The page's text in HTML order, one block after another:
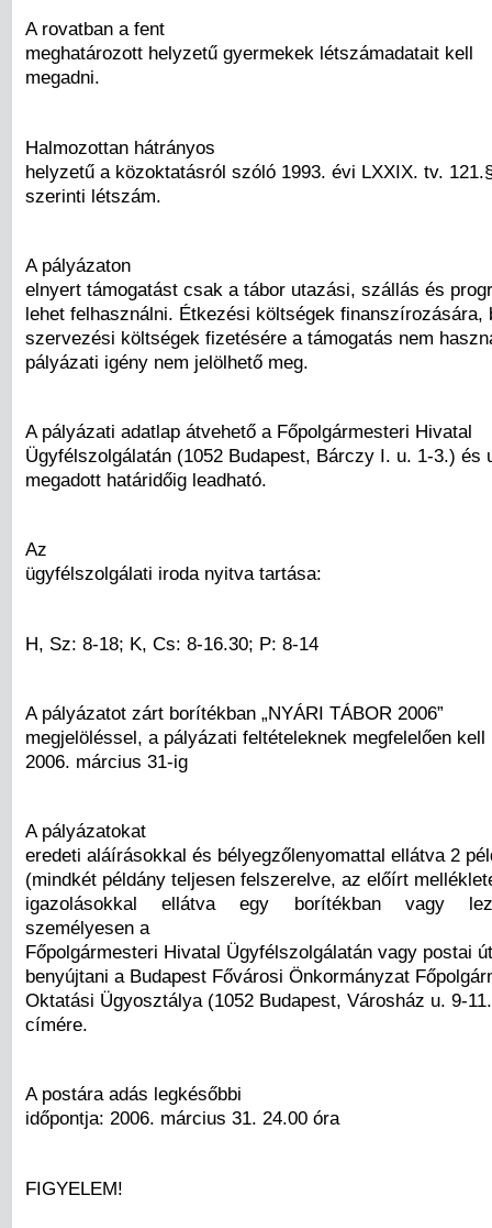
A rovatban a fent
meghatározott helyzetű gyermekek létszámadatait kell
megadni.
Halmozottan hátrányos
helyzetű a közoktatásról szóló 1993. évi LXXIX. tv.
szerinti létszám.
A pályázaton
elnyert támogatást csak a tábor utazási, szállás és
lehet felhasználni. Étkezési költségek finanszírozására,
szervezési költségek fizetésére a támogatás nem
pályázati igény nem jelölhető meg.
A pályázati adatlap átvehető a Főpolgármesteri Hivatal
Ügyfélszolgálatán (1052 Budapest, Bárczy I. u. 1-3.) és
megadott határidőig leadható.
Az
ügyfélszolgálati iroda nyitva tartása:
H, Sz: 8-18; K, Cs: 8-16.30; P: 8-14
A pályázatot zárt borítékban „NYÁRI TÁBOR 2006”
megjelöléssel, a pályázati feltételeknek megfelelően kell
2006. március 31-ig
A pályázatokat
eredeti aláírásokkal és bélyegzőlenyomattal ellátva 2
(mindkét példány teljesen felszerelve, az előírt
igazolásokkal ellátva egy borítékban vagy
személyesen a
Főpolgármesteri Hivatal Ügyfélszolgálatán vagy postai
benyújtani a Budapest Fővárosi Önkormányzat
Oktatási Ügyosztálya (1052 Budapest, Városház u. 9-
címére.
A postára adás legkésőbbi
időpontja: 2006. március 31. 24.00 óra
FIGYELEM!